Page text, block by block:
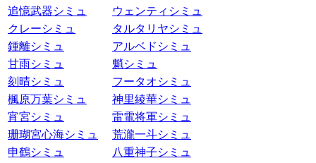
追憶武器シミュ
ウェンティシミュ
クレーシミュ
タルタリヤシミュ
鍾離シミュ
アルベドシミュ
甘雨シミュ
魈シミュ
刻晴シミュ
フータオシミュ
楓原万葉シミュ
神里綾華シミュ
宵宮シミュ
雷電将軍シミュ
珊瑚宮心海シミュ
荒瀧一斗シミュ
申鶴シミュ
八重神子シミュ